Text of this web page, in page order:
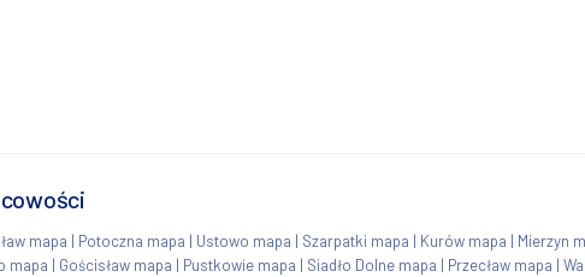
mapa | Potoczna mapa | Ustowo mapa | Szarpatki mapa | Kurów mapa | Mierzyn
mapa | Gościsław mapa | Pustkowie mapa | Siadło Dolne mapa | Przecław mapa |